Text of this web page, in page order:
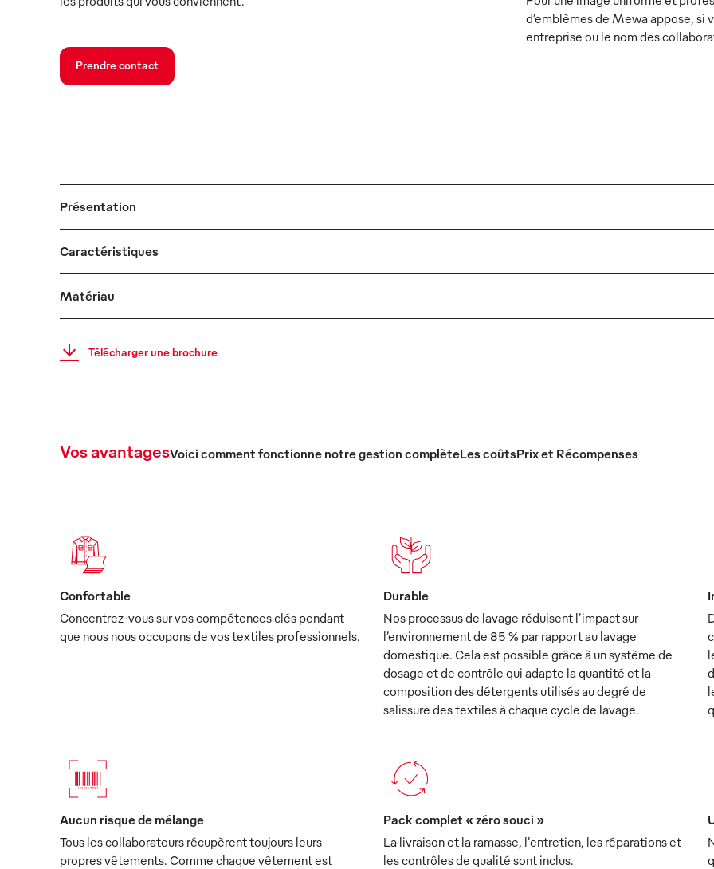
Prendre contact
d’emblèmes de Mewa appose, si
entreprise ou le nom des
Présentation
Caractéristiques
Matériau
Télécharger une brochure
Vos avantagesVoici comment fonctionne notre gestion complèteLes coûtsPrix et Récompenses
Confortable
Concentrez-vous sur vos compétences clés pendant
que nous nous occupons de vos textiles professionnels.
Durable
Nos processus de lavage réduisent l’impact sur
l’environnement de 85 % par rapport au lavage
domestique. Cela est possible grâce à un système de
dosage et de contrôle qui adapte la quantité et la
composition des détergents utilisés au degré de
salissure des textiles à chaque cycle de lavage.
Aucun risque de mélange
Tous les collaborateurs récupèrent toujours leurs
propres vêtements. Comme chaque vêtement est
Pack complet « zéro souci »
La livraison et la ramasse, l'entretien, les réparations et
les contrôles de qualité sont inclus.